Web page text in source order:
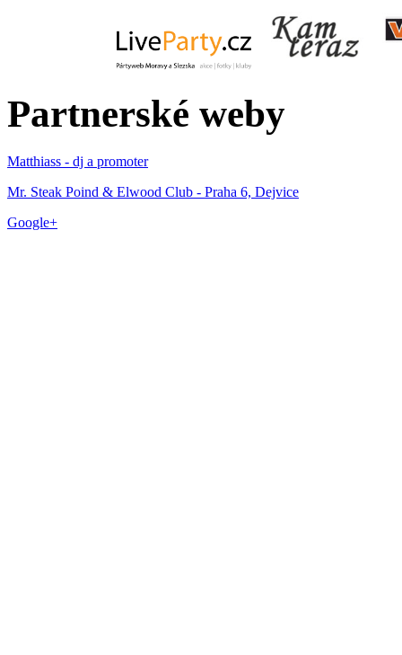
Partnerské weby
Matthiass - dj a promoter
Mr. Steak Poind & Elwood Club - Praha 6, Dejvice
Google+